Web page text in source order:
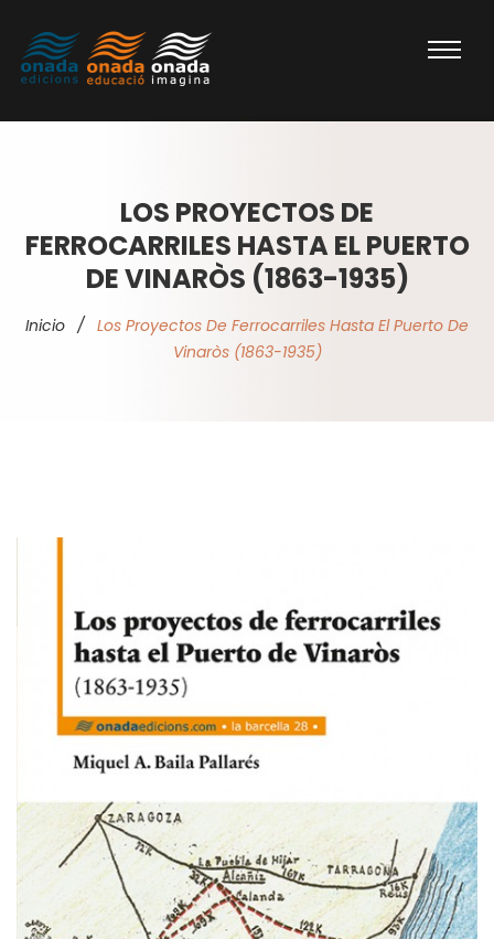
LOS PROYECTOS DE
FERROCARRILES HASTA EL PUERTO
DE VINARÒS (1863-1935)
Inicio / Los Proyectos De Ferrocarriles Hasta El Puerto De
Vinaròs (1863-1935)